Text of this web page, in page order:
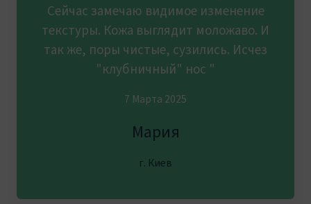
Сейчас замечаю видимое изменение
текстуры. Кожа выглядит моложаво. И
так же, поры чистые, сузились. Исчез
"клубничный" нос "
7 Марта 2025
Мария
г. Киев